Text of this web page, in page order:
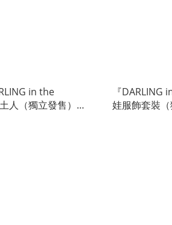
in the
人（獨立發售）
『DARLING
娃服飾套裝